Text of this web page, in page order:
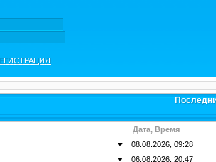
Дата, Время
▼ 08.08.2026, 09:28
▼ 06.08.2026, 20:47